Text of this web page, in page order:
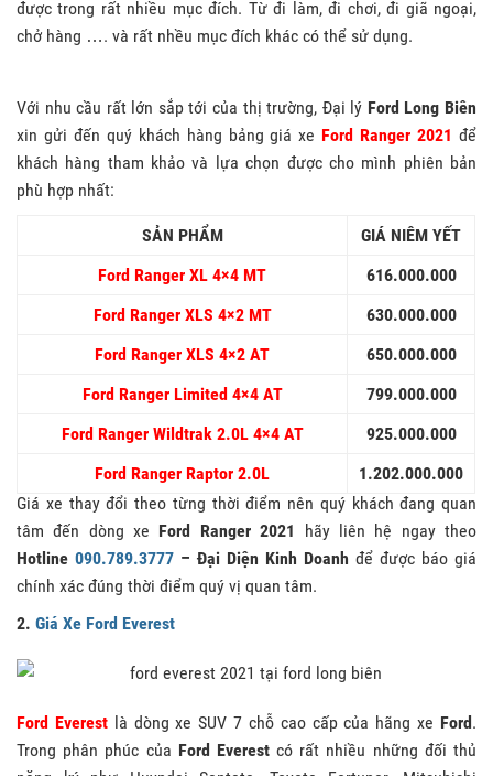
được trong rất nhiều mục đích. Từ đi làm, đi chơi, đi giã ngoại,
chở hàng …. và rất nhều mục đích khác có thể sử dụng.
Với nhu cầu rất lớn sắp tới của thị trường, Đại lý Ford Long Biên
xin gửi đến quý khách hàng bảng giá xe Ford Ranger 2021 để
khách hàng tham khảo và lựa chọn được cho mình phiên bản
phù hợp nhất:
SẢN PHẨM
GIÁ NIÊM YẾT
Ford Ranger XL4×4 MT
616.000.000
Ford Ranger XLS 4×2 MT
630.000.000
Ford Ranger XLS 4×2 AT
650.000.000
Ford Ranger Limited4×4 AT
799.000.000
Ford Ranger Wildtrak 2.0L 4×4 AT
925.000.000
Ford Ranger Raptor 2.0L
1.202.000.000
Giá xe thay đổi theo từng thời điểm nên quý khách đang quan
tâm đến dòng xe Ford Ranger 2021
hãy liên hệ ngay theo
Hotline 090.789.3777 – Đại Diện Kinh Doanh để được báo giá
chính xác đúng thời điểm quý vị quan tâm.
2. Giá Xe Ford Everest
Ford Everestlà dòng xe SUV 7 chỗ cao cấp của hãng xe Ford.
Trong phân phúc của Ford Everestcó rất nhiều những đối thủ